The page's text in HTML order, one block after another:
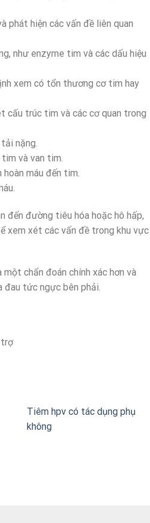
phát hiện các vấn đề liên quan
như enzyme tim và các dấu hiệu
xem có tổn thương cơ tim hay
cấu trúc tim và các cơ quan trong
nặng.
và van tim.
máu đến tim.
đến đường tiêu hóa hoặc hô hấp,
xem xét các vấn đề trong khu vực
chẩn đoán chính xác hơn và
đau tức ngực bên phải.
Tiêm hpv có tác dụng phụ
không